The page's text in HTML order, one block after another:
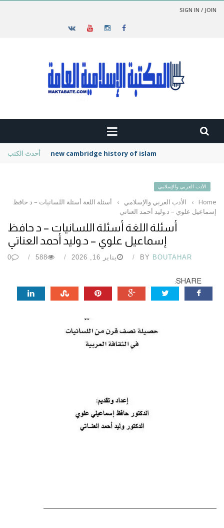
SIGN IN / JOIN
أحدث الكتب new cambridge history of islam
الأدب العربي والإسلامي
Home
› الأدب العربي والإسلامي ›
أسئلة اللغة أسئلة اللسانيات – د حافظ
إسماعيل علوي – د.وليد أحمد العناتي
أسئلة اللغة أسئلة اللسانيات – د حافظ
إسماعيل علوي – د.وليد أحمد العناتي
BY BOUTAHAR يناير 16, 2026 588
0
SHARE: